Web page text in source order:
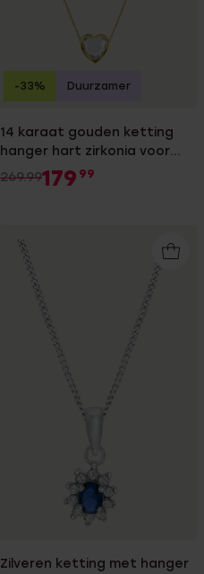
14 karaat gouden ketting
hanger hart zirkonia voor
dames
269.99179 99
-33% Duurzamer
Zilveren ketting met hanger